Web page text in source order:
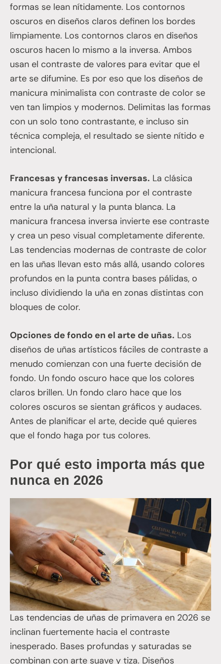
formas se lean nítidamente. Los contornos
oscuros en diseños claros definen los bordes
limpiamente. Los contornos claros en diseños
oscuros hacen lo mismo a la inversa. Ambos
usan el contraste de valores para evitar que el
arte se difumine. Es por eso que los diseños de
manicura minimalista con contraste de color se
ven tan limpios y modernos. Delimitas las formas
con un solo tono contrastante, e incluso sin
técnica compleja, el resultado se siente nítido e
intencional.
Francesas y francesas inversas. La clásica
manicura francesa funciona por el contraste
entre la uña natural y la punta blanca. La
manicura francesa inversa invierte ese contraste
y crea un peso visual completamente diferente.
Las tendencias modernas de contraste de color
en las uñas llevan esto más allá, usando colores
profundos en la punta contra bases pálidas, o
incluso dividiendo la uña en zonas distintas con
bloques de color.
Opciones de fondo en el arte de uñas. Los
diseños de uñas artísticos fáciles de contraste a
menudo comienzan con una fuerte decisión de
fondo. Un fondo oscuro hace que los colores
claros brillen. Un fondo claro hace que los
colores oscuros se sientan gráficos y audaces.
Antes de planificar el arte, decide qué quieres
que el fondo haga por tus colores.
Por qué esto importa más que
nunca en 2026
Las tendencias de uñas de primavera en 2026 se
inclinan fuertemente hacia el contraste
inesperado. Bases profundas y saturadas se
combinan con arte suave y tiza. Diseños